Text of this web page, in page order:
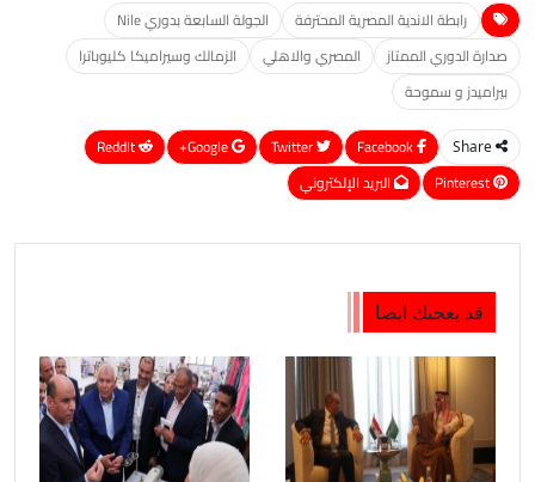
رابطة الاندية المصرية المحترفة
الجولة السابعة بدوري Nile
صدارة الدوري الممتاز
المصري والاهلي
الزمالك وسيراميكا كليوباترا
بيراميدز و سموحة
Share
Google+
ReddIt
Pinterest
البريد الإلكتروني
قد يعجبك ايضا